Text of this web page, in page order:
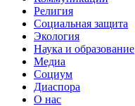
Религия
Социальная защита
Экология
Наука и образование
Медиа
Социум
Диаспора
О нас